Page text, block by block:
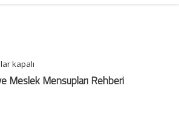
kapalı
Meslek Mensupları Rehberi